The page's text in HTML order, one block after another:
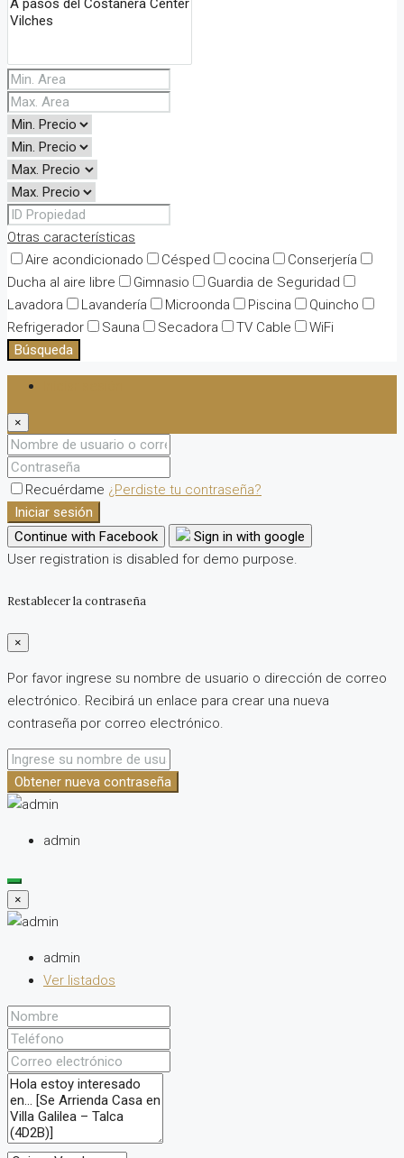
Otras características
Aire acondicionado
Césped cocina
Conserjería
Ducha al aire libre
Gimnasio
Guardia de Seguridad
Lavadora
Lavandería Microonda Piscina
Quincho
Refrigerador
Sauna Secadora TV Cable
WiFi
Búsqueda
×
Recuérdame ¿Perdiste tu contraseña?
Iniciar sesión
Continue with Facebook
Sign in with google
User registration is disabled for demo purpose.
Restablecer la contraseña
×
Por favor ingrese su nombre de usuario o dirección de correo
electrónico. Recibirá un enlace para crear una nueva
contraseña por correo electrónico.
Obtener nueva contraseña
admin
×
admin
Ver listados